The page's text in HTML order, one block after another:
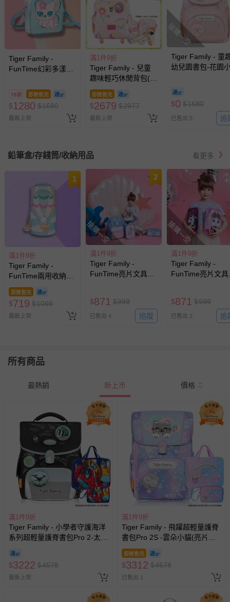
Tiger Family -
FunTime幻彩多漾休
76折 即將售完
$1280 $1680
最新上架
滿1件9折
Tiger Family - 兒童
趣味輕巧休閒背包(小
尺寸)-花花世界
│Kanga 大掛包 【團
購優惠】-贈三件組
(野餐墊+小掛包+彩
通知另行通知
即將售完
$2679 $2977
最新上架
搶購一空
Tiger Family - 童
幼兒園書包-花園
$0 $1680
已售出 5 追
鉛筆盒/存錢筒/收納用品 看更多
1
滿1件9折
Tiger Family -
FunTime兩用收納筆
袋-環遊世界
即將售完
$719 $1099
最新上架
2
搶購一空
滿1件9折
Tiger Family -
FunTime亮片文具收
$871 $999
已售出 4 追蹤
搶購一空
滿1件9折
Tiger Family -
FunTime亮片文具
$871 $999
已售出 2 追
所有商品
最熱銷 新上市 價格
滿1件9折
Tiger Family - 小學者守護海洋
系列超輕量護脊書包Pro 2-太空
+零錢包-博派之宇宙決戰) 花色
送完以其他樣式替代 不另行通
知
$3222 $4578
最新上架
滿1件9折
Tiger Family - 飛躍超輕量護脊
書包Pro 2S -雲朵小貓(亮片款)-
(贈品：文具2件(補習袋+零錢
包)-三麗鷗點心派對)-花色送完
以其他樣式替代 不另行通知
即將售完
$3312 $4678
已售出 1